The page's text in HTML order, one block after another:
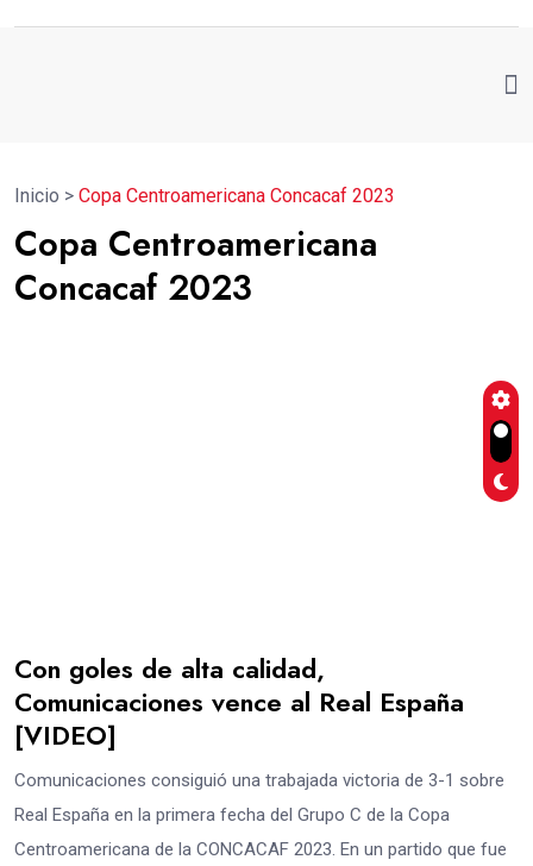
Inicio > Copa Centroamericana Concacaf 2023
Copa Centroamericana
Concacaf 2023
Con goles de alta calidad,
Comunicaciones vence al Real España
[VIDEO]
Comunicaciones consiguió una trabajada victoria de 3-1 sobre
Real España en la primera fecha del Grupo C de la Copa
Centroamericana de la CONCACAF 2023. En un partido que fue